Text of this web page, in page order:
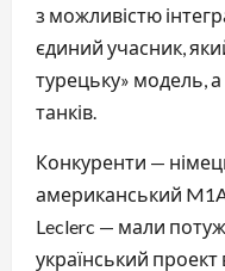
з можливістю
єдиний учасник,
турецьку» модель,
танків.
Конкуренти —
американський
Leclerc — мали
український проект